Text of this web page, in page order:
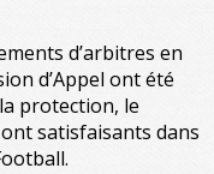
d’arbitres en
d’Appel ont été
protection, le
satisfaisants dans